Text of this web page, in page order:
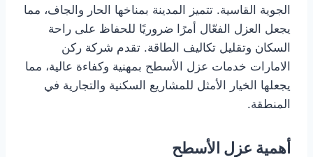
الجوية القاسية. تتميز المدينة بمناخها الحار والجاف، مما
يجعل العزل الفعّال أمرًا ضروريًا للحفاظ على راحة
السكان وتقليل تكاليف الطاقة. تقدم شركة ركن
الامارات خدمات عزل الأسطح بمهنية وكفاءة عالية، مما
يجعلها الخيار الأمثل للمشاريع السكنية والتجارية في
المنطقة.
أهمية عزل الأسطح